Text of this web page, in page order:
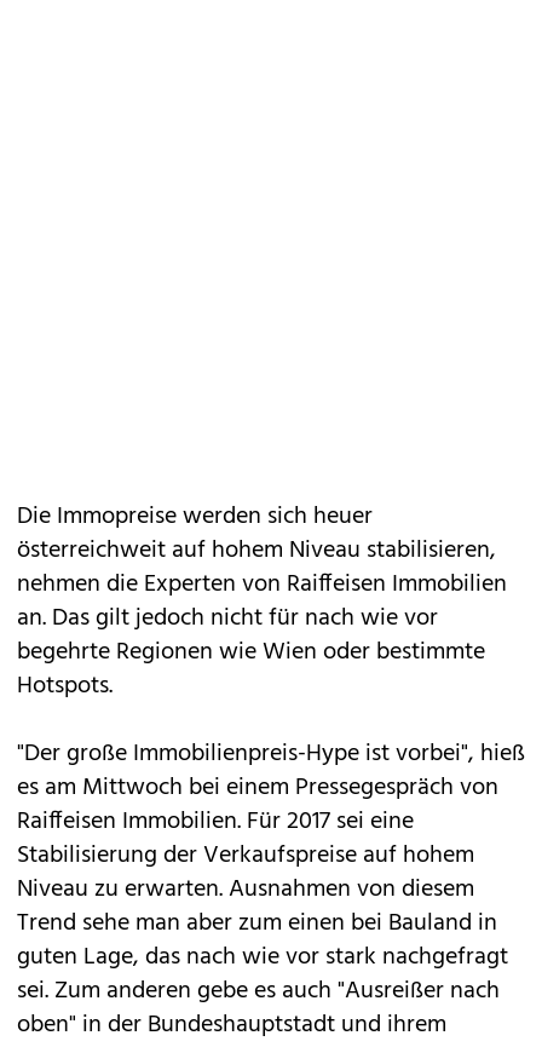
Die Immopreise werden sich heuer
österreichweit auf hohem Niveau stabilisieren,
nehmen die Experten von Raiffeisen Immobilien
an. Das gilt jedoch nicht für nach wie vor
begehrte Regionen wie Wien oder bestimmte
Hotspots.
"Der große Immobilienpreis-Hype ist vorbei", hieß
es am Mittwoch bei einem Pressegespräch von
Raiffeisen Immobilien. Für 2017 sei eine
Stabilisierung der Verkaufspreise auf hohem
Niveau zu erwarten. Ausnahmen von diesem
Trend sehe man aber zum einen bei Bauland in
guten Lage, das nach wie vor stark nachgefragt
sei. Zum anderen gebe es auch "Ausreißer nach
oben" in der Bundeshauptstadt und ihrem